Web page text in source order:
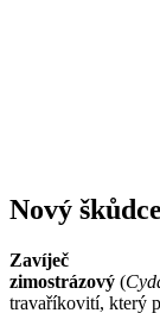
Nový
Zavíječ
zimostrázový (
travaříkovití, který